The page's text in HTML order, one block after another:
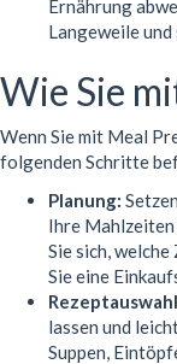
Ernährung
Langeweile und
Wie Sie
Wenn Sie mit Meal
folgenden Schritte
Planung:
Ihre Mahlzeiten
Sie sich,
Sie eine
lassen und
Suppen,